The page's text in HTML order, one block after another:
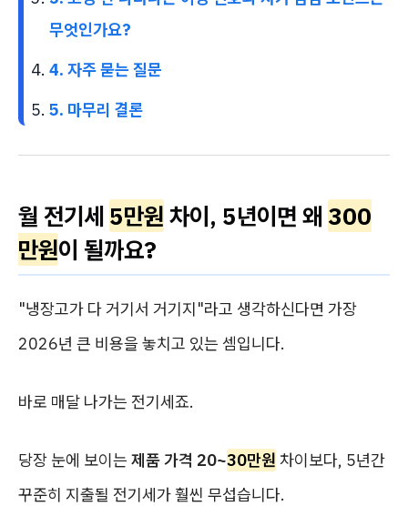
무엇인가요?
4. 자주 묻는 질문
5. 마무리 결론
월 전기세 5만원 차이, 5년이면 왜 300
만원이 될까요?
"냉장고가 다 거기서 거기지"라고 생각하신다면 가장
2026년 큰 비용을 놓치고 있는 셈입니다.
바로 매달 나가는 전기세죠.
당장 눈에 보이는 제품 가격 20~30만원 차이보다, 5년간
꾸준히 지출될 전기세가 훨씬 무섭습니다.